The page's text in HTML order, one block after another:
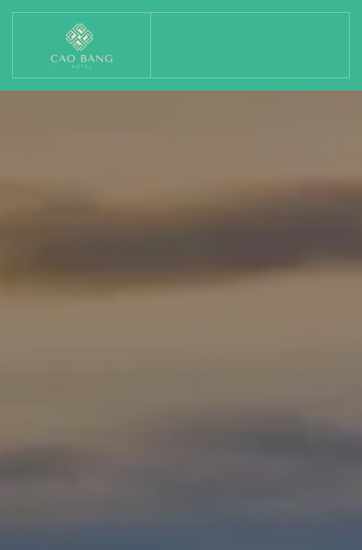
Skip to main content